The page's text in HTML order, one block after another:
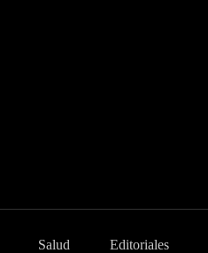
Salud Editoriales